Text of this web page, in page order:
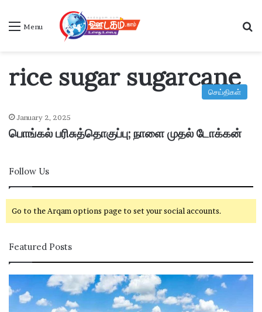
Menu
rice sugar sugarcane
செய்திகள்
January 2, 2025
பொங்கல் பரிசுத்தொகுப்பு; நாளை முதல் டோக்கன்
Follow Us
Go to the Arqam options page to set your social accounts.
Featured Posts
ழ